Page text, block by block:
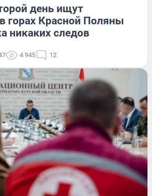
день ищут
горах Красной Поляны
никаких следов
4 945 12